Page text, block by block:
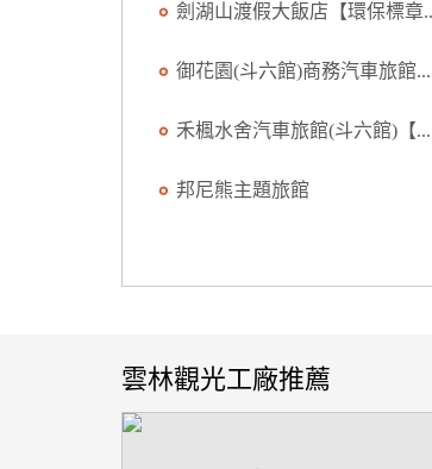
劍湖山渡假大飯店【環保標章
御花園(斗六館)商務汽車旅館...
禾楓水舍汽車旅館(斗六館)【...
邦尼熊主題旅館
雲林觀光工廠推薦